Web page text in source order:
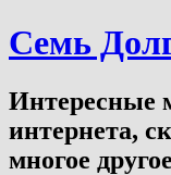
Семь
Интересные
интернета,
многое другое